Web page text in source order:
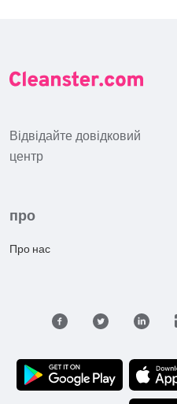
Відвідайте довідковий
центр
про
Про нас